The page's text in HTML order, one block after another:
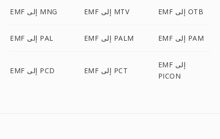
EMF إلى MNG EMF إلى MTV EMF إلى OTB
EMF إلى PAL EMF إلى PALM EMF إلى PAM
EMF إلى PCD EMF إلى PCT
EMF إلى
PICON